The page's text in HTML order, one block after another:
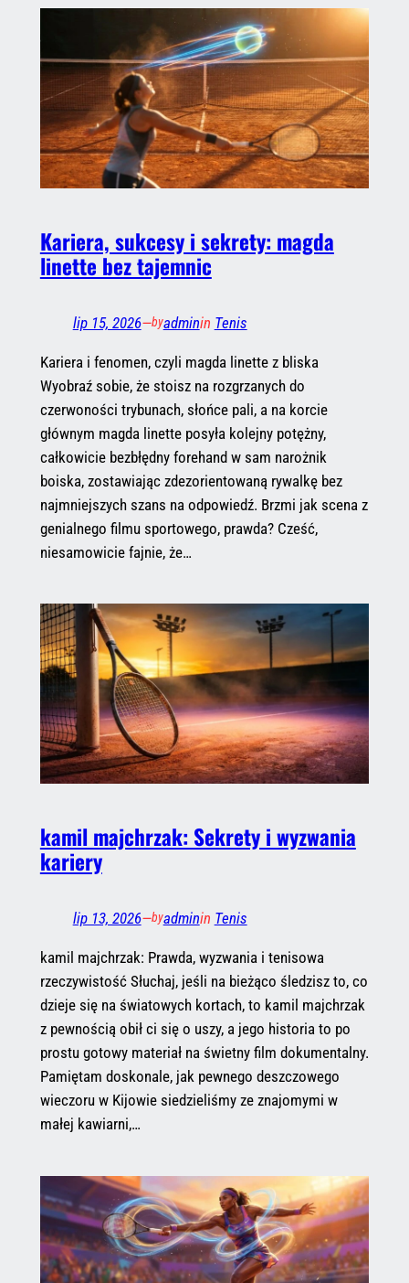
Kariera, sukcesy i sekrety: magda
linette bez tajemnic
lip 15, 2026—byadminin Tenis
Kariera i fenomen, czyli magda linette z bliska
Wyobraź sobie, że stoisz na rozgrzanych do
czerwoności trybunach, słońce pali, a na korcie
głównym magda linette posyła kolejny potężny,
całkowicie bezbłędny forehand w sam narożnik
boiska, zostawiając zdezorientowaną rywalkę bez
najmniejszych szans na odpowiedź. Brzmi jak scena z
genialnego filmu sportowego, prawda? Cześć,
niesamowicie fajnie, że…
kamil majchrzak: Sekrety i wyzwania
kariery
lip 13, 2026—byadminin Tenis
kamil majchrzak: Prawda, wyzwania i tenisowa
rzeczywistość Słuchaj, jeśli na bieżąco śledzisz to, co
dzieje się na światowych kortach, to kamil majchrzak
z pewnością obił ci się o uszy, a jego historia to po
prostu gotowy materiał na świetny film dokumentalny.
Pamiętam doskonale, jak pewnego deszczowego
wieczoru w Kijowie siedzieliśmy ze znajomymi w
małej kawiarni,…